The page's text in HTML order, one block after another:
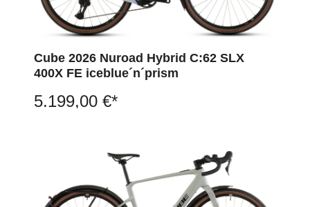
Cube 2026 Nuroad Hybrid C:62 SLX
400X FE iceblue´n´prism
5.199,00 €*